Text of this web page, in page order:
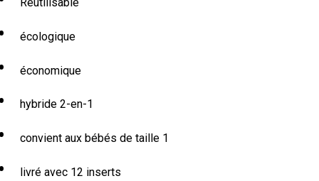
écologique
économique
hybride 2-en-1
convient aux bébés de taille 1
livré avec 12 inserts